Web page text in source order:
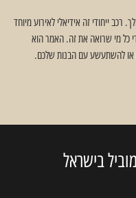
ייחודי זה אידיאלי לאירוע מיוחד
כל מי שרואה את זה. האמר הוא
או להשתעשע עם הבנות שלכם.
בישראל